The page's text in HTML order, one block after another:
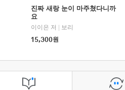
진짜 새랑 눈이 마주쳤다니까
요
이이은 저
보리
15,300원